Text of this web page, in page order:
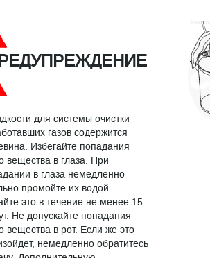
для системы очистки
газов содержится
Избегайте попадания
вещества в глаза. При
в глаза немедленно
промойте их водой.
это в течение не менее 15
Не допускайте попадания
вещества в рот. Если же это
немедленно обратитесь